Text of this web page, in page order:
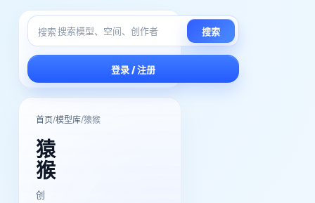
搜索 搜索
登录 / 注册
首页/模型库/猿猴
猿
猴
创